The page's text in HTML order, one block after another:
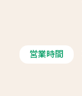
営業時間